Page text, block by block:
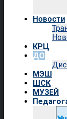
Новости
КРЦ
ДО
МЭШ
ШСК
МУЗЕЙ